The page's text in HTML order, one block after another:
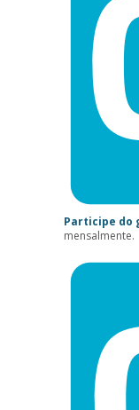
Participe do
mensalmente.